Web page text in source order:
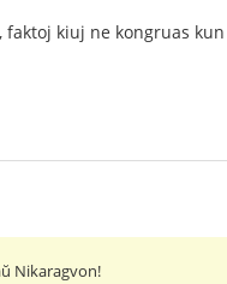
kiuj ne kongruas
Nikaragvon!